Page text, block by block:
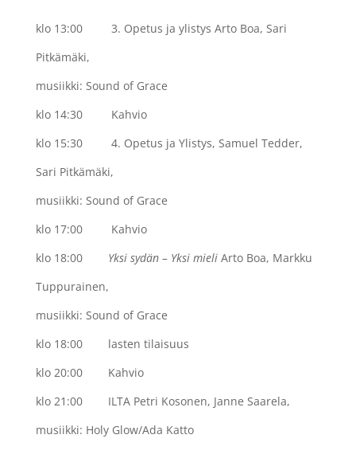
klo 13:00
3. Opetus ja ylistys Arto Boa, Sari
Pitkämäki,
musiikki: Sound of Grace
klo 14:30 Kahvio
klo 15:30 4. Opetus ja Ylistys, Samuel Tedder,
Sari Pitkämäki,
musiikki: Sound of Grace
klo 17:00
Kahvio
klo 18:00
Yksi sydän – Yksi mieli Arto Boa, Markku
Tuppurainen,
musiikki: Sound of Grace
klo 18:00
lasten tilaisuus
klo 20:00
Kahvio
klo 21:00
ILTA Petri Kosonen, Janne Saarela,
musiikki: Holy Glow/Ada Katto